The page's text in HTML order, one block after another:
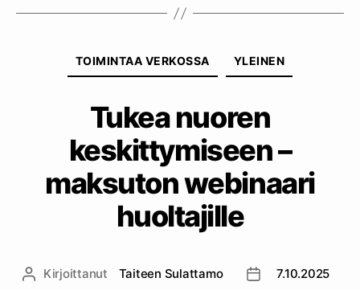
TOIMINTAA VERKOSSA YLEINEN
Tukea nuoren
keskittymiseen –
maksuton webinaari
huoltajille
Kirjoittaja
Kirjoittanut Taiteen Sulattamo 7.10.2025